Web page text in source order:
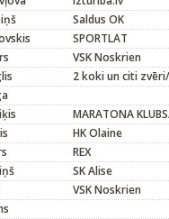
Saldus OK
SPORTLAT
VSK Noskrien
2 koki un citi
MARATONA
HK Olaine
REX
SK Alise
VSK Noskrien